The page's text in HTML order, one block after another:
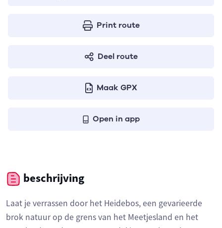
Print route
Deel route
Maak GPX
Open in app
beschrijving
Laat je verrassen door het Heidebos, een gevarieerde
brok natuur op de grens van het Meetjesland en het